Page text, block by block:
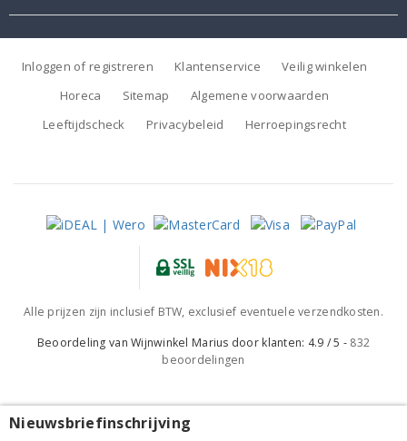
Inloggen of registreren Klantenservice
Veilig winkelen
Horeca
Sitemap
Algemene voorwaarden
Leeftijdscheck
Privacybeleid Herroepingsrecht
Alle prijzen zijn inclusief BTW, exclusief eventuele verzendkosten.
Beoordeling vanWijnwinkel Marius door klanten: 4.9 /5 - 832
beoordelingen
Nieuwsbriefinschrijving